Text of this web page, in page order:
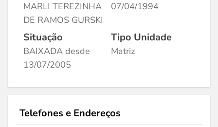
MARLI TEREZINHA
DE RAMOS GURSKI
07/04/1994
Situação
BAIXADA desde
13/07/2005
Tipo Unidade
Matriz
Telefones e Endereços